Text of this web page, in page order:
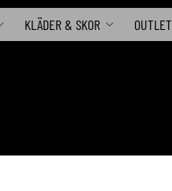
KLÄDER & SKOR OUTLET